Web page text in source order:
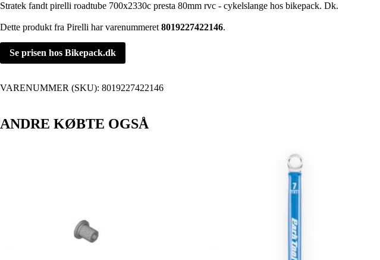
Stratek fandt pirelli roadtube 700x2330c presta 80mm rvc - cykelslange hos bikepack. Dk.
Dette produkt fra Pirelli har varenummeret 8019227422146.
Se prisen hos Bikepack.dk
VARENUMMER (SKU): 8019227422146
ANDRE KØBTE OGSÅ